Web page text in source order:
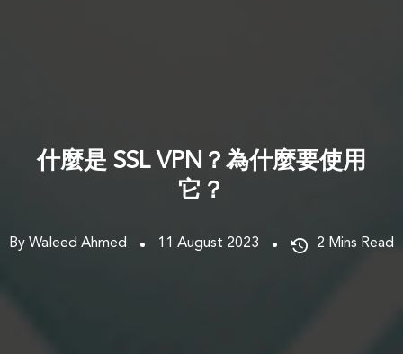
什麼是 SSL VPN？為什麼要使用
它？
By Waleed Ahmed 11 August 2023 2 Mins Read